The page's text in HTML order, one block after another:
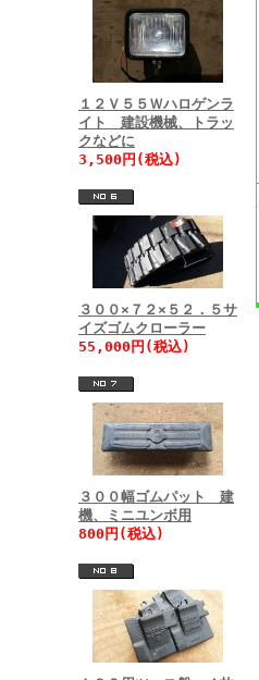
１２Ｖ５５Ｗハロゲンラ
イト 建設機械、トラッ
クなどに
3,500円(税込)
３００×７２×５２．５サ
イズゴムクローラー
55,000円(税込)
３００幅ゴムパット 建
機、ミニユンボ用
800円(税込)